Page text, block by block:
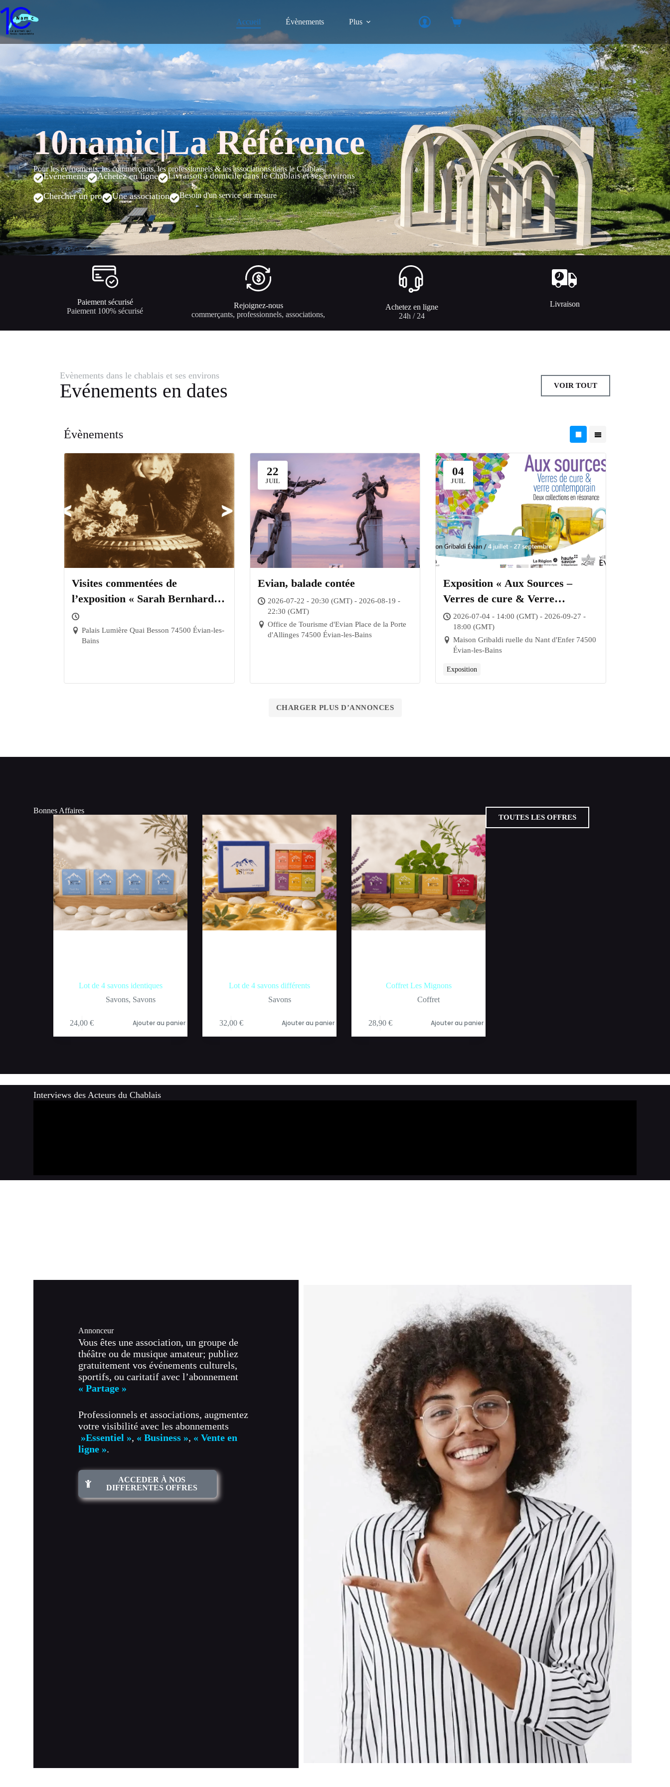
Accueil Évènements Plus
10namic|La Référence
Pour les événements, les commerçants, les professionnels & les associations dans le Chablais
Evénements Achetez en ligne Livraison à domicile dans le Chablais et ses environs
Chercher un pro Une association Besoin d'un service sur mesure
Paiement sécurisé
Paiement 100% sécurisé
Rejoignez-nous
commerçants, professionnels, associations,
Achetez en ligne
24h / 24
Livraison
Evènements dans le chablais et ses environs
Evénements en dates VOIR TOUT
Évènements
Visites commentées de
l’exposition « Sarah Bernhardt.
Le Mythe vivant »
Palais Lumière Quai Besson 74500 Évian-les-
Bains
22
JUIL
Evian, balade contée
2026-07-22 - 20:30 (GMT) - 2026-08-19 -
22:30 (GMT)
Office de Tourisme d'Evian Place de la Porte
d'Allinges 74500 Évian-les-Bains
04
JUIL
Exposition « Aux Sources –
Verres de cure & Verre
contemporain. Deux collections
en résonance »
2026-07-04 - 14:00 (GMT) - 2026-09-27 -
18:00 (GMT)
Maison Gribaldi ruelle du Nant d'Enfer 74500
Évian-les-Bains
Exposition
CHARGER PLUS D’ANNONCES
Bonnes Affaires
Lot de 4 savons identiques
Savons, Savons
24,00€ Ajouter au panier
Lot de 4 savons différents
Savons
32,00 € Ajouter au panier
Coffret Les Mignons
Coffret
28,90 € Ajouter au panier
TOUTES LES OFFRES
Interviews des Acteurs du Chablais
Annonceur
Vous êtes une association, un groupe de
théâtre ou de musique amateur; publiez
gratuitement vos événements culturels,
sportifs, ou caritatif avec l’abonnement
« Partage »
Professionnels et associations, augmentez
votre visibilité avec les abonnements
»Essentiel », « Business », « Vente en
ligne ».
ACCEDER À NOS
DIFFERENTES OFFRES